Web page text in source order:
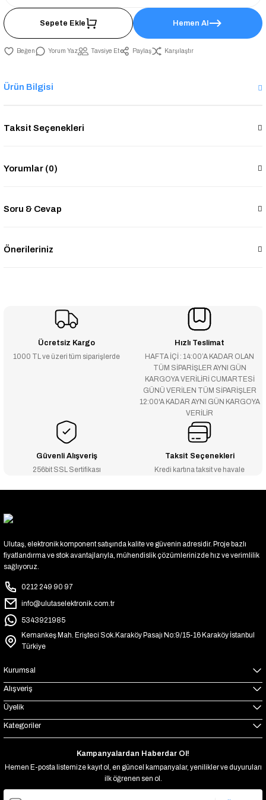
Sepete Ekle Hemen Al
Yorum Yaz Tavsiye Et Paylaş Karşılaştır
Ürün Bilgisi
Taksit Seçenekleri
Yorumlar (0)
Soru & Cevap
Önerileriniz
Ücretsiz Kargo
1000 TL ve üzeri tüm siparişlerde
Hızlı Teslimat
HAFTA İÇİ : 14:00’A KADAR OLAN
TÜM SİPARİŞLER AYNI GÜN
KARGOYA VERİLİRİ CUMARTESİ
GÜNÜ VERİLEN TÜM SİPARİŞLER
12:00'A KADAR AYNI GÜN KARGOYA
VERİLİR
Güvenli Alışveriş
256bit SSL Sertifikası
Taksit Seçenekleri
Kredi kartına taksit ve havale
Ulutaş, elektronik komponent satışında kalite ve güvenin adresidir. Proje bazlı
fiyatlandırma ve stok avantajlarıyla, mühendislik çözümlerinizde hız ve verimlilik
sağlıyoruz.
0212 249 90 97
info@ulutaselektronik.com.tr
5343921985
Kemankeş Mah. Erişteci Sok.Karaköy Pasajı No:9/15-16 Karaköy İstanbul
Türkiye
Kurumsal
Alışveriş
Üyelik
Kategoriler
Kampanyalardan Haberdar Ol!
Hemen E-posta listemize kayıt ol, en güncel kampanyalar, yenilikler ve duyuruları
ilk öğrenen sen ol.